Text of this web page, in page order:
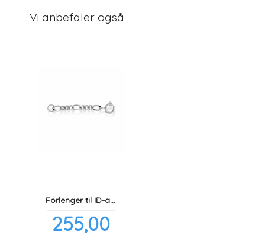
Vi anbefaler også
Forlenger til ID-armbånd 3,7 cm
Pris
255,00mva.